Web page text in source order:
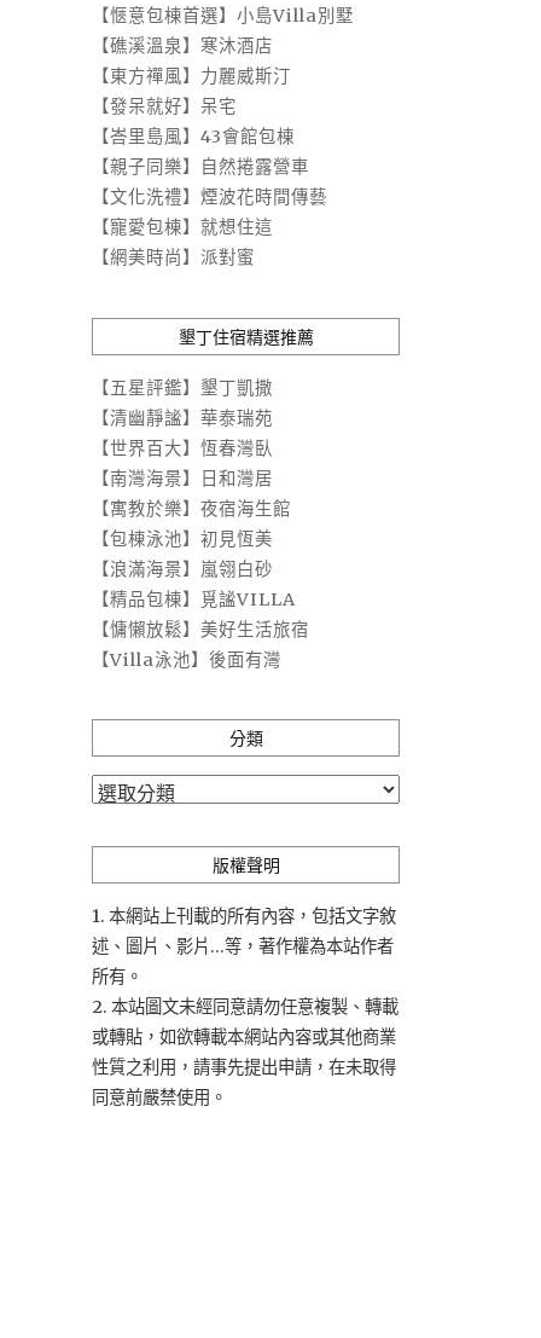
【愜意包棟首選】小島Villa別墅
【礁溪溫泉】寒沐酒店
【東方禪風】力麗威斯汀
【發呆就好】呆宅
【峇里島風】43會館包棟
【親子同樂】自然捲露營車
【文化洗禮】煙波花時間傳藝
【寵愛包棟】就想住這
【網美時尚】派對蜜
墾丁住宿精選推薦
【五星評鑑】墾丁凱撒
【清幽靜謐】華泰瑞苑
【世界百大】恆春灣臥
【南灣海景】日和灣居
【寓教於樂】夜宿海生館
【包棟泳池】初見恆美
【浪滿海景】嵐翎白砂
【精品包棟】覓謐VILLA
【慵懶放鬆】美好生活旅宿
【Villa泳池】後面有灣
分類
分
版權聲明
1. 本網站上刊載的所有內容，包括文字敘
述、圖片、影片...等，著作權為本站作者
所有。
2. 本站圖文未經同意請勿任意複製、轉載
或轉貼，如欲轉載本網站內容或其他商業
性質之利用，請事先提出申請，在未取得
同意前嚴禁使用。